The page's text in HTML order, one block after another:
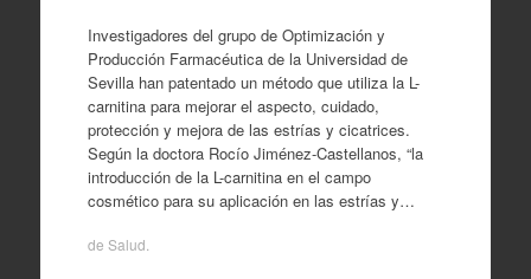
Investigadores del grupo de Optimización y
Producción Farmacéutica de la Universidad de
Sevilla han patentado un método que utiliza la L-
carnitina para mejorar el aspecto, cuidado,
protección y mejora de las estrías y cicatrices.
Según la doctora Rocío Jiménez-Castellanos, “la
introducción de la L-carnitina en el campo
cosmético para su aplicación en las estrías y…
de Salud